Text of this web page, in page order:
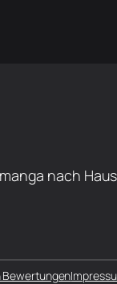
nach